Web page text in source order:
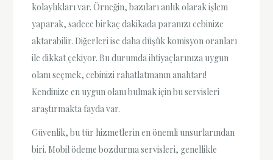
kolaylıkları var. Örneğin, bazıları anlık olarak işlem
yaparak, sadece birkaç dakikada paranızı cebinize
aktarabilir. Diğerleri ise daha düşük komisyon oranları
ile dikkat çekiyor. Bu durumda ihtiyaçlarınıza uygun
olanı seçmek, cebinizi rahatlatmanın anahtarı!
Kendinize en uygun olanı bulmak için bu servisleri
araştırmakta fayda var.
Güvenlik, bu tür hizmetlerin en önemli unsurlarından
biri. Mobil ödeme bozdurma servisleri, genellikle